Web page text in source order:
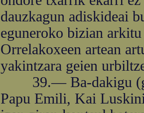
dauzkagun adiskideai
eguneroko bizian
Orrelakoxeen artean
yakintzara geien
39.— Ba-dakigu
Papu Emili, Kai